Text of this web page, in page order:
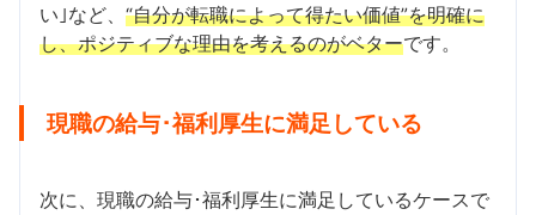
い｣など、 “自分が転職によって得たい価値”を明確に
し、ポジティブな理由を考えるのがベターです。
現職の給与･福利厚生に満足している
次に、現職の給与･福利厚生に満足しているケースで